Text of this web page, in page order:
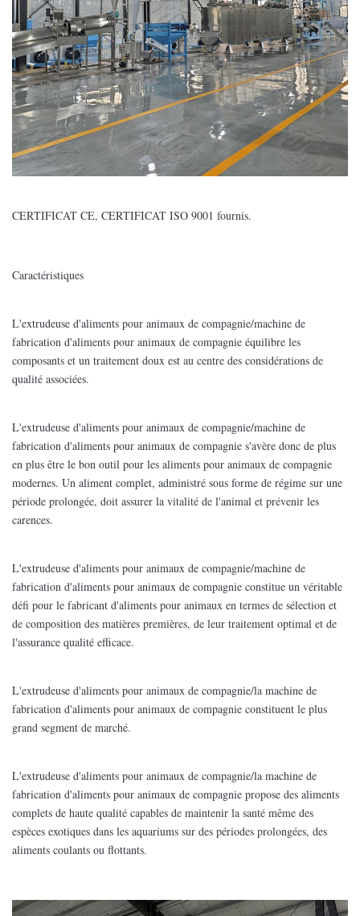
CERTIFICAT CE, CERTIFICAT ISO 9001 fournis.
Caractéristiques
L'extrudeuse d'aliments pour animaux de compagnie/machine de
fabrication d'aliments pour animaux de compagnie équilibre les
composants et un traitement doux est au centre des considérations de
qualité associées.
L'extrudeuse d'aliments pour animaux de compagnie/machine de
fabrication d'aliments pour animaux de compagnie s'avère donc de plus
en plus être le bon outil pour les aliments pour animaux de compagnie
modernes. Un aliment complet, administré sous forme de régime sur une
période prolongée, doit assurer la vitalité de l'animal et prévenir les
carences.
L'extrudeuse d'aliments pour animaux de compagnie/machine de
fabrication d'aliments pour animaux de compagnie constitue un véritable
défi pour le fabricant d'aliments pour animaux en termes de sélection et
de composition des matières premières, de leur traitement optimal et de
l'assurance qualité efficace.
L'extrudeuse d'aliments pour animaux de compagnie/la machine de
fabrication d'aliments pour animaux de compagnie constituent le plus
grand segment de marché.
L'extrudeuse d'aliments pour animaux de compagnie/la machine de
fabrication d'aliments pour animaux de compagnie propose des aliments
complets de haute qualité capables de maintenir la santé même des
espèces exotiques dans les aquariums sur des périodes prolongées, des
aliments coulants ou flottants.